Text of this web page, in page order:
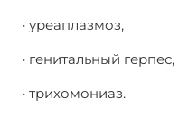
• уреаплазмоз,
• генитальный герпес,
• трихомониаз.